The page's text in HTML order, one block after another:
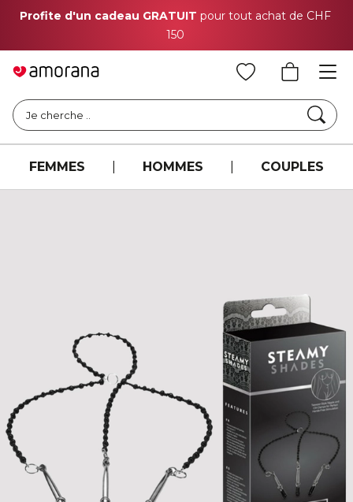
Profite d'un cadeau GRATUIT pour tout achat de CHF
150
Je cherche ..
FEMMES HOMMES COUPLES